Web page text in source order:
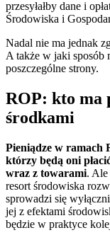
przesyłałby dane i
Środowiska i
Nadal nie ma jednak
A także w jaki sposób
poszczególne strony.
ROP: kto ma
środkami
Pieniądze w ramach
którzy będą oni
wraz z towarami. Ale
resort środowiska
sprowadzi się
jej z efektami
będzie w praktyce